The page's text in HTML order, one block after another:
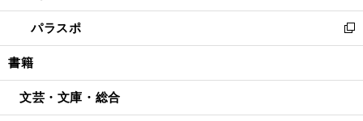
ウ
で
開
ン
ド
ウ
開
ウ
ィ
ン
ウ
開
し
い
ウ
ン
ウ
パラスポ
新
し
ウ
ン
書籍
文芸・文庫・総合